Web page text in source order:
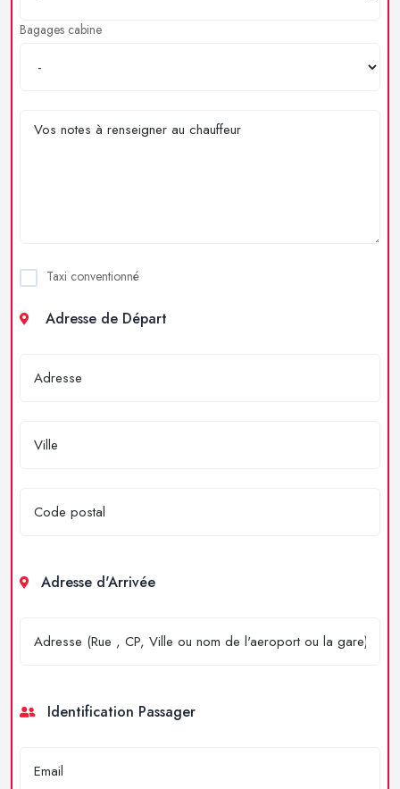
Bagages cabine
Taxi conventionné
Adresse de Départ
Adresse d'Arrivée
Identification Passager